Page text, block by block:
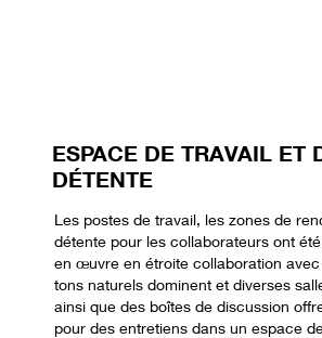
ESPACE DE TRAVAIL ET
DÉTENTE
Les postes de travail, les zones de
détente pour les collaborateurs ont
en œuvre en étroite collaboration
tons naturels dominent et diverses
ainsi que des boîtes de discussion
pour des entretiens dans un espace